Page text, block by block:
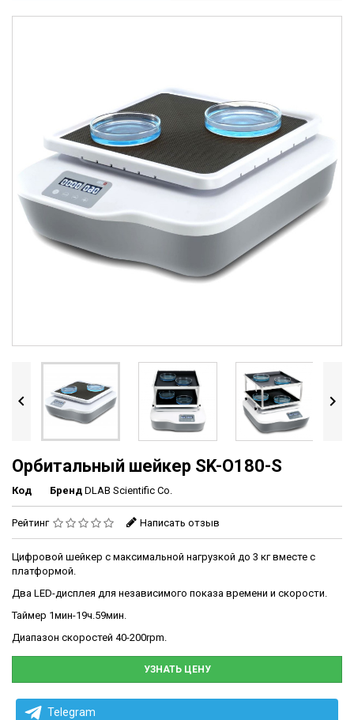
 
Орбитальный шейкер SK-O180-S
Код Бренд DLAB Scientific Co.
Рейтинг Написать отзыв
Цифровой шейкер с максимальной нагрузкой до 3 кг вместе с
платформой.
Два LED-дисплея для независимого показа времени и скорости.
Таймер 1мин-19ч.59мин.
Диапазон скоростей 40-200rpm.
УЗНАТЬ ЦЕНУ
Telegram